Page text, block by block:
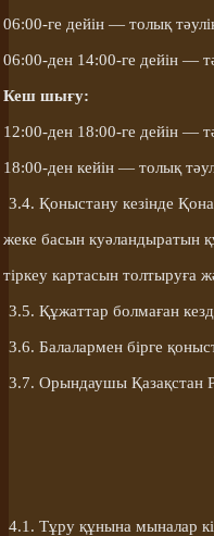
06:00-ге дейін — толық
06:00-ден 14:00-ге дейін —
Кеш шығу:
12:00-ден 18:00-ге дейін —
18:00-ден кейін — толық
3.4. Қоныстану кезінде
жеке басын куәландыратын
тіркеу картасын толтыруға
3.5. Құжаттар болмаған
3.6. Балалармен бірге
3.7. Орындаушы Қазақстан
4.1. Тұру құнына мыналар